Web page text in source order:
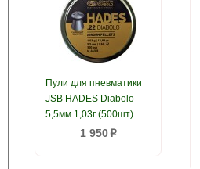
Пули для пневматики
JSB HADES Diabolo
5,5мм 1,03г (500шт)
1 950p